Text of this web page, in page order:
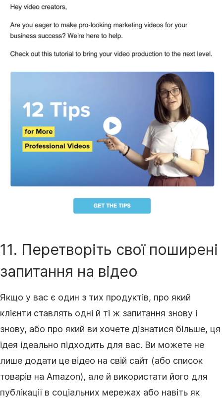
11. Перетворіть свої поширені
запитання на відео
Якщо у вас є один з тих продуктів, про який
клієнти ставлять одні й ті ж запитання знову і
знову, або про який ви хочете дізнатися більше, ця
ідея ідеально підходить для вас. Ви можете не
лише додати це відео на свій сайт (або список
товарів на Amazon), але й використати його для
публікації в соціальних мережах або навіть як